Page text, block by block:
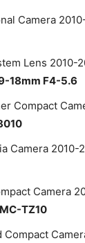
Camera
Lens 2010-
18mm F4-5.6
Compact
Camera 2010-
Camera
TZ10